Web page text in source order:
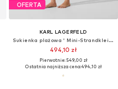
OFERTA
KARL LAGERFELD
Sukienka plażowa ' Mini-Strandkleid mit Struktur und Perlen '
494,10 zł
Pierwotnie: 549,00 zł
Ostatnia najniższa cena:494,10 zł